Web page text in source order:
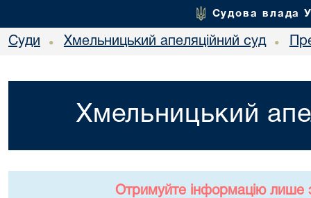
Судова влада
Суди • Хмельницький апеляційний суд •
Хмельницький
Отримуйте інформацію лише